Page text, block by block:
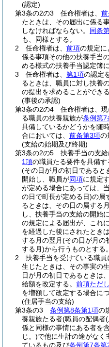
(認定)
第3条の2の3
任命権者は、
たときは、その届出に係る
しなければならない。 同条
も、同様とする。
2
任命権者は、 前項の規定に
係る事項その他の扶養手当
める様式の扶養手当認定簿
3
任命権者は、 第1項の認定
るときは、職員に対し扶養
の提出を求めることができる
(事後の承認)
第3条の2の4
任命権者は、
る職員の扶養親族が条例第7
具備しているかどうかを随
合においては、 前条第3項の
(支給の始期及び終期)
第3条の2の5
扶養手当の支
1項の職員たる要件を具備
(その日が月の初日であると
開始し、職員が同項に規定
が定める場合にあっては、
の日で町長が定める日)の属
るときは、その日の属する
し、扶養手当の支給の開始
の規定による届出が、これ
を経過した後にされたとき
する月の翌月(その日が月の
する月)から行うものとする。
2
扶養手当を受けている職
生じたときは、その事実の
日が月の初日であるときは
給額を改定する。 前項ただ
を増額して改定する場合に
(住居手当の支給)
第3条の3
条例第8条第1項の
養親族たる者(職員の配偶者(
係と同様の事情にある者を
じ。)で他に生計の途がなく
ているもの及び条例第7条第